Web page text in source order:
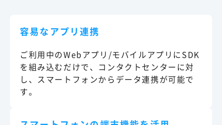
容易なアプリ連携
ご利用中のWebアプリ/モバイルアプリにSDK
を組み込むだけで、コンタクトセンターに対
し、スマートフォンからデータ連携が可能で
す。